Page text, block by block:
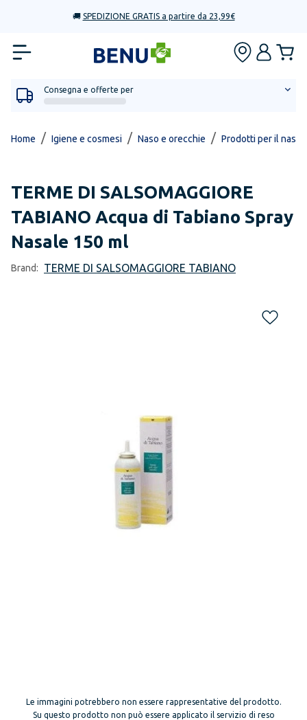
🚚 SPEDIZIONE GRATIS a partire da 23,99€
Consegna e offerte per
Home / Igiene e cosmesi / Naso e orecchie / Prodotti per il naso
TERME DI SALSOMAGGIORE
TABIANO Acqua di Tabiano Spray
Nasale 150 ml
Brand: TERME DI SALSOMAGGIORE TABIANO
Le immagini potrebbero non essere rappresentative del prodotto.
Su questo prodotto non può essere applicato il servizio di reso